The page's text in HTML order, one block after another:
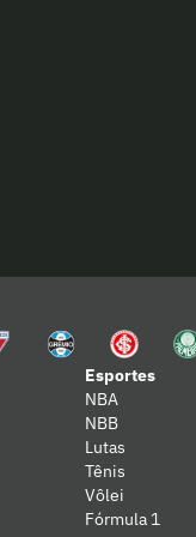
Esportes
NBA
NBB
Lutas
Tênis
Vôlei
Fórmula 1